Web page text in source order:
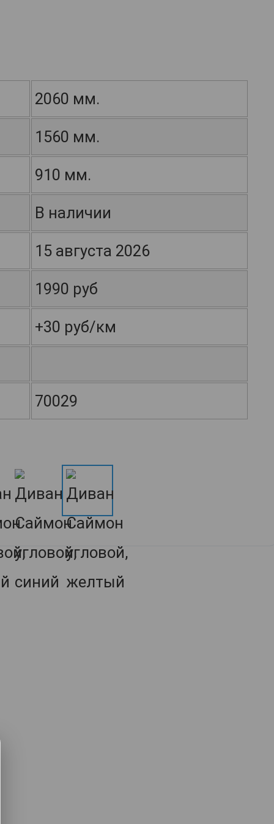
2060 мм.
1560 мм.
910 мм.
В наличии
15 августа 2026
1990 руб
+30 руб/км
70029